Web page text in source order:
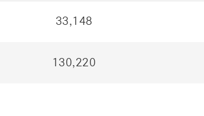
33,148
130,220